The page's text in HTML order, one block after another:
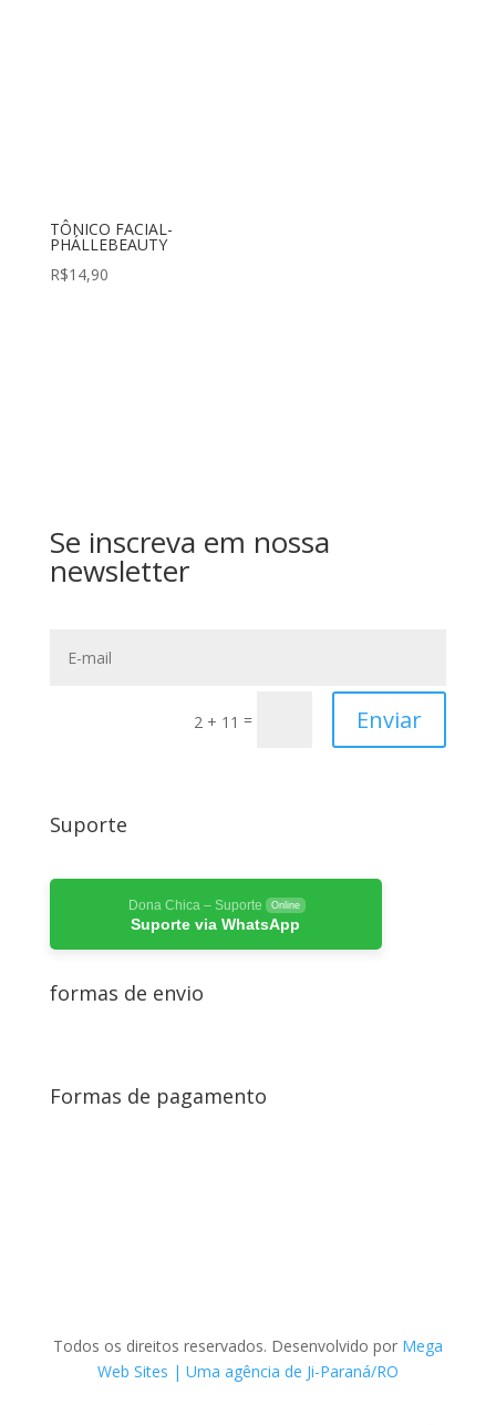
TÔNICO FACIAL-
PHÁLLEBEAUTY
R$14,90
Se inscreva em nossa
newsletter
2 + 11 = Enviar
Suporte
Dona Chica – Suporte Online
Suporte via WhatsApp
formas de envio
Formas de pagamento
Todos os direitos reservados. Desenvolvido por Mega
Web Sites | Uma agência de Ji-Paraná/RO